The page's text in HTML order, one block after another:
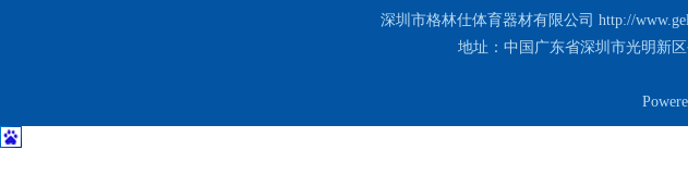
深圳市格林仕体育器材有限公司 http://
地址：中国广东省深圳市光明新